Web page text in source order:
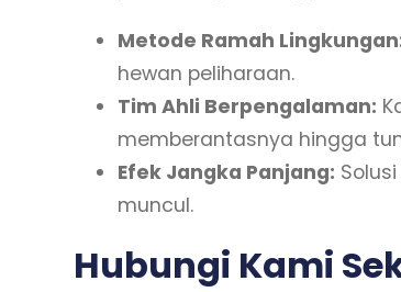
Metode Ramah
hewan peliharaan.
Tim Ahli Berpengalaman:
memberantasnya hingga
Efek Jangka Panjang:
muncul.
Hubungi Kami